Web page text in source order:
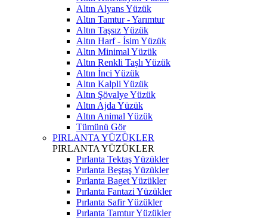
Altın Alyans Yüzük
Altın Tamtur - Yarımtur
Altın Taşsız Yüzük
Altın Harf - İsim Yüzük
Altın Minimal Yüzük
Altın Renkli Taşlı Yüzük
Altın İnci Yüzük
Altın Kalpli Yüzük
Altın Şövalye Yüzük
Altın Ajda Yüzük
Altın Animal Yüzük
Tümünü Gör
PIRLANTA YÜZÜKLER
PIRLANTA YÜZÜKLER
Pırlanta Tektaş Yüzükler
Pırlanta Beştaş Yüzükler
Pırlanta Baget Yüzükler
Pırlanta Fantazi Yüzükler
Pırlanta Safir Yüzükler
Pırlanta Tamtur Yüzükler